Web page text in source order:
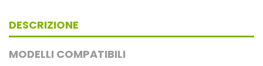
DESCRIZIONE
MODELLI COMPATIBILI